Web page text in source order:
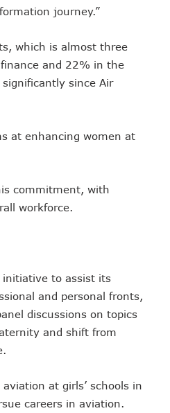
journey.”
which is almost three
and 22% in the
since Air
at enhancing women at
commitment, with
workforce.
initiative to assist its
and personal fronts,
discussions on topics
and shift from
at girls’ schools in
careers in aviation.